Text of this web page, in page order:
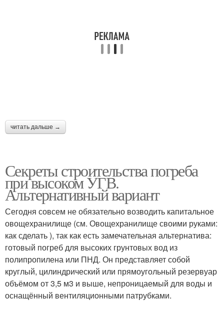
читать дальше →
Секреты строительства погреба
при высоком УГВ.
Альтернативный вариант
Сегодня совсем не обязательно возводить капитальное
овощехранилище (см. Овощехранилище своими руками:
как сделать ), так как есть замечательная альтернатива:
готовый погреб для высоких грунтовых вод из
полипропилена или ПНД. Он представляет собой
круглый, цилиндрический или прямоугольный резервуар
объёмом от 3,5 м3 и выше, непроницаемый для воды и
оснащённый вентиляционными патрубками.